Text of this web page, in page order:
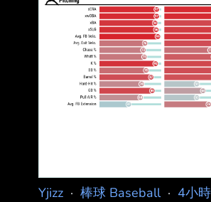
Yjizz · 棒球 Baseball· 4小